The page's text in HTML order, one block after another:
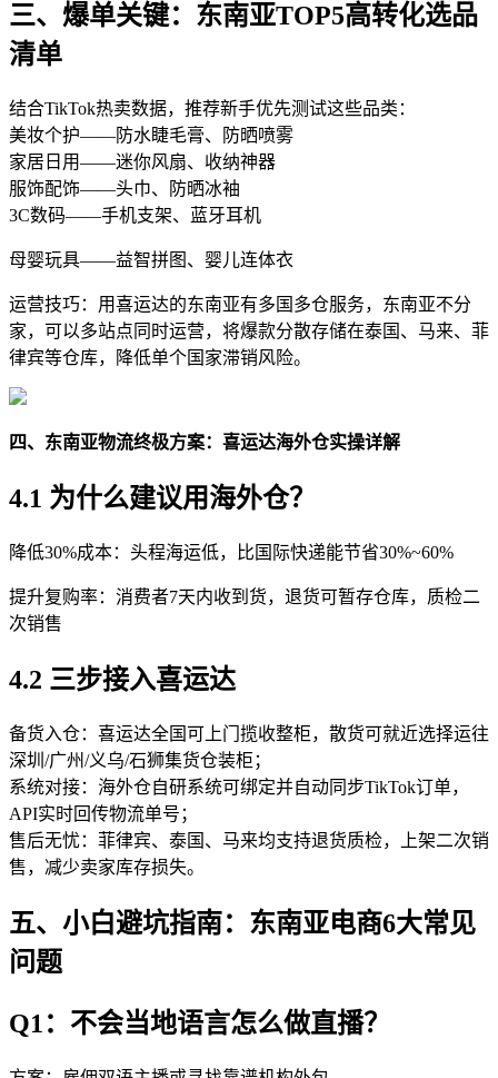
三、爆单关键：东南亚TOP5高转化选品
清单
结合TikTok热卖数据，推荐新手优先测试这些品类：
美妆个护——防水睫毛膏、防晒喷雾
家居日用——迷你风扇、收纳神器
服饰配饰——头巾、防晒冰袖
3C数码——手机支架、蓝牙耳机
母婴玩具——益智拼图、婴儿连体衣
运营技巧：用喜运达的东南亚有多国多仓服务，东南亚不分
家，可以多站点同时运营，将爆款分散存储在泰国、马来、菲
律宾等仓库，降低单个国家滞销风险。
四、东南亚物流终极方案：喜运达海外仓实操详解
4.1 为什么建议用海外仓？
降低30%成本：头程海运低，比国际快递能节省30%~60%
提升复购率：消费者7天内收到货，退货可暂存仓库，质检二
次销售
4.2 三步接入喜运达
备货入仓：喜运达全国可上门揽收整柜，散货可就近选择运往
深圳/广州/义乌/石狮集货仓装柜；
系统对接：海外仓自研系统可绑定并自动同步TikTok订单，
API实时回传物流单号；
售后无忧：菲律宾、泰国、马来均支持退货质检，上架二次销
售，减少卖家库存损失。
五、小白避坑指南：东南亚电商6大常见
问题
Q1：不会当地语言怎么做直播？